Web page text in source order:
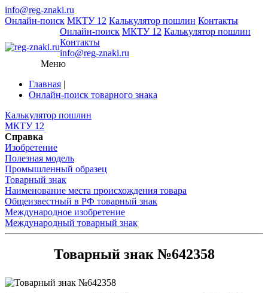
info@reg-znaki.ru
Онлайн-поиск МКТУ 12 Калькулятор пошлин Контакты
Онлайн-поиск МКТУ 12 Калькулятор пошлин
Контакты
info@reg-znaki.ru
Меню
Главная |
Онлайн-поиск товарного знака
Калькулятор пошлин
МКТУ 12
Справка
Изобретение
Полезная модель
Промышленный образец
Товарный знак
Наименование места происхождения товара
Общеизвестный в РФ товарный знак
Международное изобретение
Международный товарный знак
Товарный знак №642358